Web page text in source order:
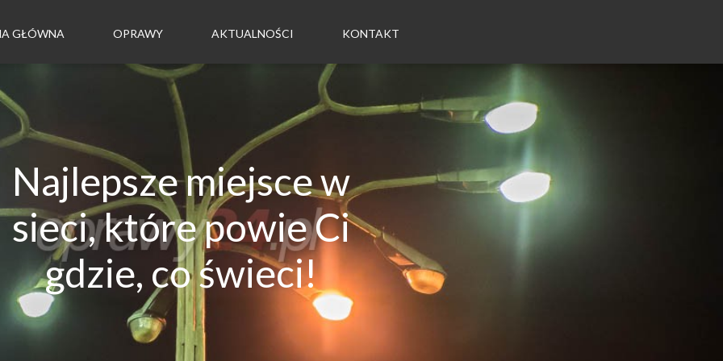
GŁÓWNA OPRAWY AKTUALNOŚCI KONTAKT
Najlepsze miejsce w
sieci, które powie Ci
gdzie, co świeci!